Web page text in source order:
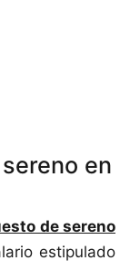
en
de sereno
estipulado